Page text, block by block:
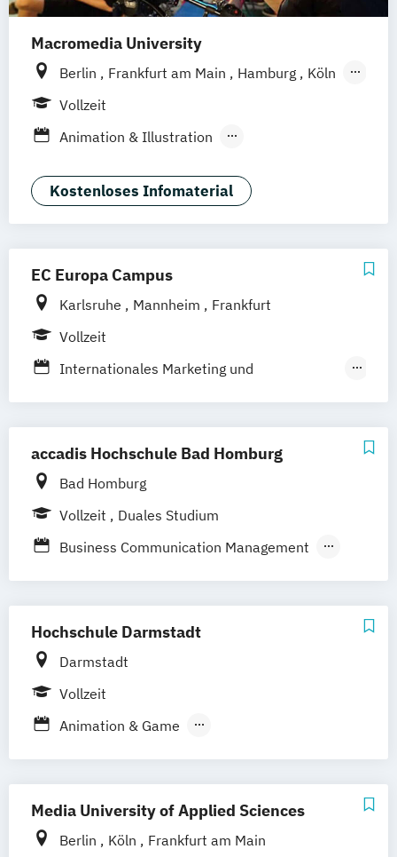
Macromedia University
Berlin Frankfurt am Main Hamburg
Köln
Leipzig
Vollzeit
Animation & Illustration
Business Coaching
Design Management (EN)
Eventmanagement
Game Design & Development
Journalismus
Medien- und Kommunikationsdesign
(DE/EN)
Medien- und Werbepsychologie
Musikmanagement Sportjournalismus
Kostenloses Infomaterial
EC Europa Campus
Karlsruhe Mannheim
Frankfurt
Vollzeit
Internationales Marketing und
Medienmanagement/PR
Management und Marketing in Mode
Marken und Medien
Sportjournalismus und Sportmanagement
Sportmanagement
accadis Hochschule Bad Homburg
Bad Homburg
Vollzeit
Duales Studium
Business Communication Management
Hochschule Darmstadt
Darmstadt
Vollzeit
Animation & Game
in der Informatik
Interactive Media Design
International Media Cultural Work
Media University of Applied Sciences
Berlin Köln
Frankfurt am Main